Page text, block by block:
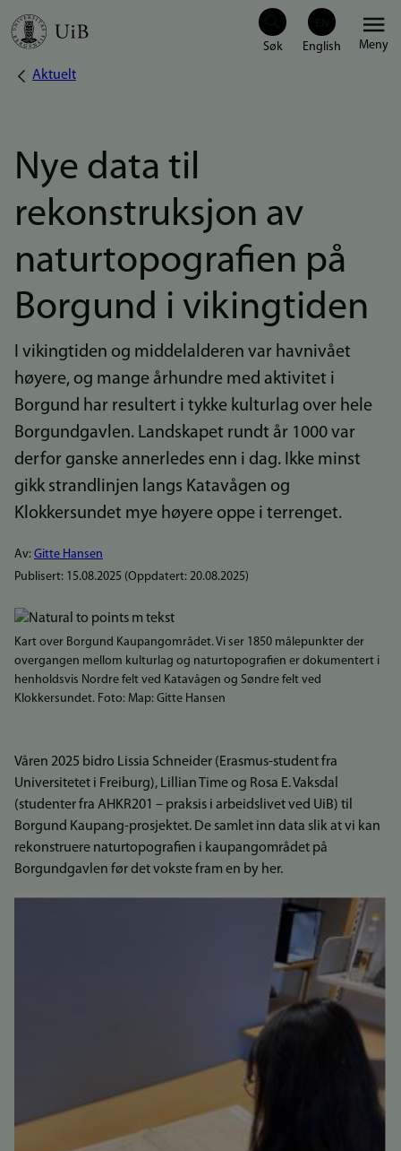
Hopp
Meny
Navigasjonssti
Aktuelt
Nye data til
rekonstruksjon av
naturtopografien på
Borgund i vikingtiden
I vikingtiden og middelalderen var havnivået
høyere, og mange århundre med aktivitet i
Borgund har resultert i tykke kulturlag over hele
Borgundgavlen. Landskapet rundt år 1000 var
derfor ganske annerledes enn i dag. Ikke minst
gikk strandlinjen langs Katavågen og
Klokkersundet mye høyere oppe i terrenget.
Av: Gitte Hansen
Publisert: 15.08.2025 (Oppdatert: 20.08.2025)
Bilde
Kart over Borgund Kaupangområdet. Vi ser 1850 målepunkter der
overgangen mellom kulturlag og naturtopografien er dokumentert i
henholdsvis Nordre felt ved Katavågen og Søndre felt ved
Klokkersundet. Foto: Map: Gitte Hansen
Våren 2025 bidro Lissia Schneider (Erasmus-student fra
Universitetet i Freiburg), Lillian Time og Rosa E. Vaksdal
(studenter fra AHKR201 – praksis i arbeidslivet ved UiB) til
Borgund Kaupang-prosjektet. De samlet inn data slik at vi kan
rekonstruere naturtopografien i kaupangområdet på
Borgundgavlen før det vokste fram en by her.